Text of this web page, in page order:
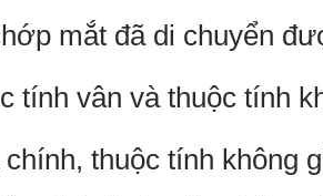
mắt đã di chuyển
tính vân và thuộc tính
thuộc tính không